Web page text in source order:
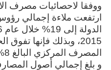
ووفقا لاحصائيات مصرف
ارتفعت ملاءة إجمالي
2015، وبذلك فإنها
المصرف المركزي البالغ 8%.
و بلغ إجمالي أصول